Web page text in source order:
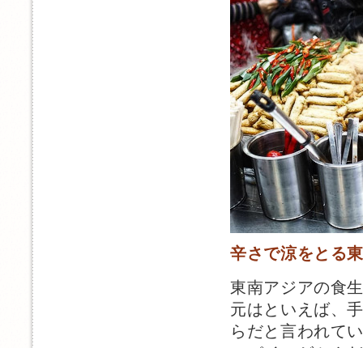
辛さで涼をとる
東南アジアの食
元はといえば、
らだと言われて